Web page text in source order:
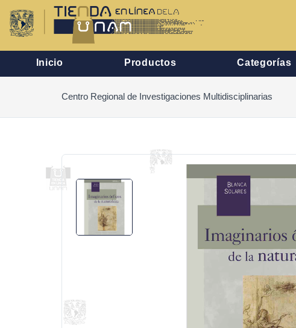
Inicio Productos Categorías
Centro Regional de Investigaciones Multidisciplinarias